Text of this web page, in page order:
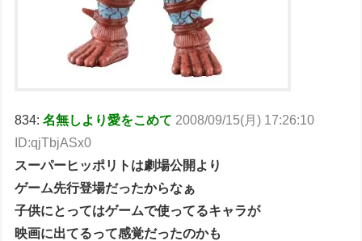
834:名無しより愛をこめて 2008/09/15(月) 17:26:10
ID:qjTbjASx0
スーパーヒッポリトは劇場公開より
ゲーム先行登場だったからなぁ
子供にとってはゲームで使ってるキャラが
映画に出てるって感覚だったのかも